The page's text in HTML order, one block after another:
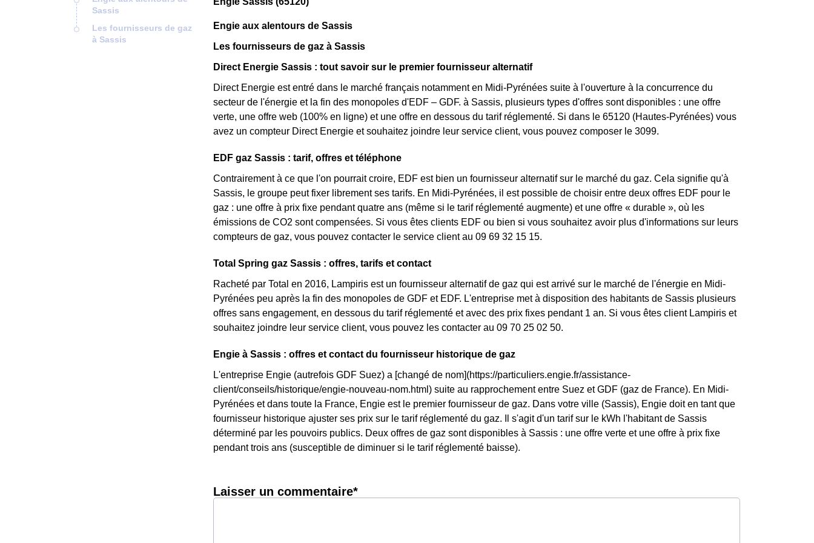
Sassis
Les fournisseurs de gaz
à Sassis
Engie aux alentours de Sassis
Les fournisseurs de gaz à Sassis
Direct Energie Sassis : tout savoir sur le premier fournisseur alternatif
Direct Energie est entré dans le marché français notamment en Midi-Pyrénées suite à l'ouverture à la concurrence du
secteur de l'énergie et la fin des monopoles d'EDF – GDF. à Sassis, plusieurs types d'offres sont disponibles : une offre
verte, une offre web (100% en ligne) et une offre en dessous du tarif réglementé. Si dans le 65120 (Hautes-Pyrénées) vous
avez un compteur Direct Energie et souhaitez joindre leur service client, vous pouvez composer le 3099.
EDF gaz Sassis : tarif, offres et téléphone
Contrairement à ce que l'on pourrait croire, EDF est bien un fournisseur alternatif sur le marché du gaz. Cela signifie qu'à
Sassis, le groupe peut fixer librement ses tarifs. En Midi-Pyrénées, il est possible de choisir entre deux offres EDF pour le
gaz : une offre à prix fixe pendant quatre ans (même si le tarif réglementé augmente) et une offre « durable », où les
émissions de CO2 sont compensées. Si vous êtes clients EDF ou bien si vous souhaitez avoir plus d'informations sur leurs
compteurs de gaz, vous pouvez contacter le service client au 09 69 32 15 15.
Total Spring gaz Sassis : offres, tarifs et contact
Racheté par Total en 2016, Lampiris est un fournisseur alternatif de gaz qui est arrivé sur le marché de l'énergie en Midi-
Pyrénées peu après la fin des monopoles de GDF et EDF. L'entreprise met à disposition des habitants de Sassis plusieurs
offres sans engagement, en dessous du tarif réglementé et avec des prix fixes pendant 1 an. Si vous êtes client Lampiris et
souhaitez joindre leur service client, vous pouvez les contacter au 09 70 25 02 50.
Engie à Sassis : offres et contact du fournisseur historique de gaz
L'entreprise Engie (autrefois GDF Suez) a [changé de nom](https://particuliers.engie.fr/assistance-
client/conseils/historique/engie-nouveau-nom.html) suite au rapprochement entre Suez et GDF (gaz de France). En Midi-
Pyrénées et dans toute la France, Engie est le premier fournisseur de gaz. Dans votre ville (Sassis), Engie doit en tant que
fournisseur historique ajuster ses prix sur le tarif réglementé du gaz. Il s'agit d'un tarif sur le kWh l'habitant de Sassis
déterminé par les pouvoirs publics. Deux offres de gaz sont disponibles à Sassis : une offre verte et une offre à prix fixe
pendant trois ans (susceptible de diminuer si le tarif réglementé baisse).
Laisser un commentaire*